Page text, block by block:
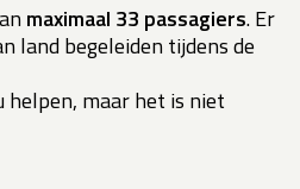
maximaal 33 passagiers. Er
land begeleiden tijdens de
helpen, maar het is niet